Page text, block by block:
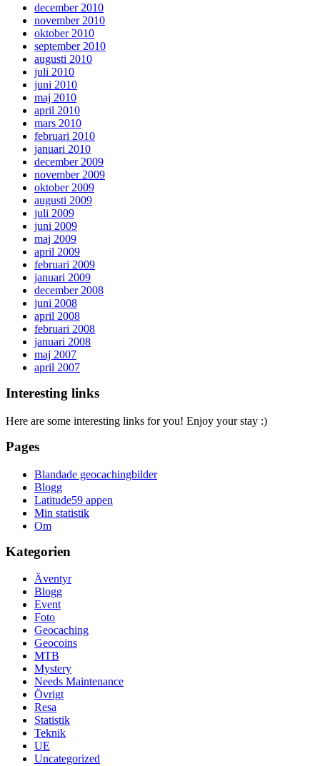
december 2010
november 2010
oktober 2010
september 2010
augusti 2010
juli 2010
juni 2010
maj 2010
april 2010
mars 2010
februari 2010
januari 2010
december 2009
november 2009
oktober 2009
augusti 2009
juli 2009
juni 2009
maj 2009
april 2009
februari 2009
januari 2009
december 2008
juni 2008
april 2008
februari 2008
januari 2008
maj 2007
april 2007
Interesting links
Here are some interesting links for you! Enjoy your stay :)
Pages
Blandade geocachingbilder
Blogg
Latitude59 appen
Min statistik
Om
Kategorien
Äventyr
Blogg
Event
Foto
Geocaching
Geocoins
MTB
Mystery
Needs Maintenance
Övrigt
Resa
Statistik
Teknik
UE
Uncategorized